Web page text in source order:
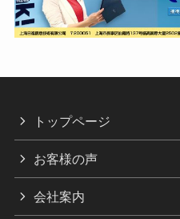
トップページ
お客様の声
会社案内